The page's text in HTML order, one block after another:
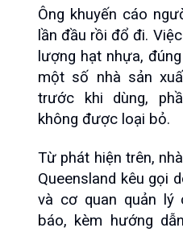
Ông khuyến cáo
lần đầu rồi đổ đi.
lượng hạt nhựa,
một số nhà sản
trước khi dùng,
không được loại bỏ.
Từ phát hiện trên,
Queensland kêu gọi
và cơ quan quản lý
báo, kèm hướng